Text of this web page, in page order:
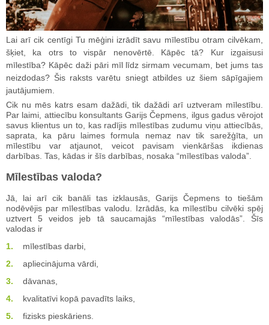
Lai arī cik centīgi Tu mēģini izrādīt savu mīlestību otram cilvēkam,
šķiet, ka otrs to vispār nenovērtē. Kāpēc tā? Kur izgaisusi
mīlestība? Kāpēc daži pāri mīl līdz sirmam vecumam, bet jums tas
neizdodas? Šis raksts varētu sniegt atbildes uz šiem sāpīgajiem
jautājumiem.
Cik nu mēs katrs esam dažādi, tik dažādi arī uztveram mīlestību.
Par laimi, attiecību konsultants Garijs Čepmens, ilgus gadus vērojot
savus klientus un to, kas radījis mīlestības zudumu viņu attiecībās,
saprata, ka pāru laimes formula nemaz nav tik sarežģīta, un
mīlestību var atjaunot, veicot pavisam vienkāršas ikdienas
darbības. Tas, kādas ir šīs darbības, nosaka “mīlestības valoda”.
Mīlestības valoda?
Jā, lai arī cik banāli tas izklausās, Garijs Čepmens to tiešām
nodēvējis par mīlestības valodu. Izrādās, ka mīlestību cilvēki spēj
uztvert 5 veidos jeb tā saucamajās “mīlestības valodās”. Šīs
valodas ir
mīlestības darbi,
apliecinājuma vārdi,
dāvanas,
kvalitatīvi kopā pavadīts laiks,
fizisks pieskāriens.